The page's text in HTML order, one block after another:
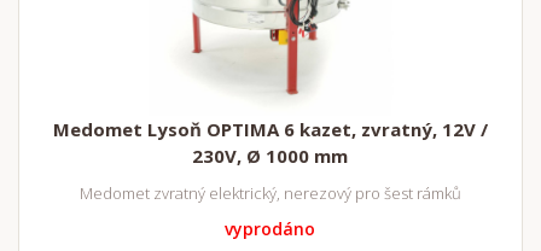
Medomet Lysoň OPTIMA 6 kazet, zvratný, 12V /
230V, Ø 1000 mm
Medomet zvratný elektrický, nerezový pro šest rámků
vyprodáno